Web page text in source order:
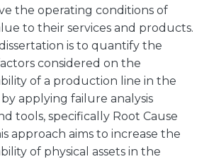
the operating conditions of
to their services and products.
is to quantify the
considered on the
of a production line in the
applying failure analysis
tools, specifically Root Cause
approach aims to increase the
of physical assets in the